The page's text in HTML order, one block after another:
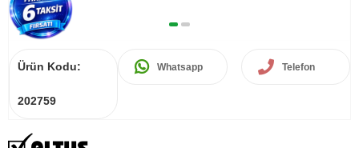
Ürün Kodu:
202759
Whatsapp Telefon